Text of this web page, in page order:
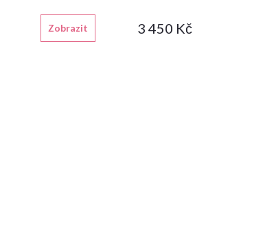
3 450 Kč
Zobrazit